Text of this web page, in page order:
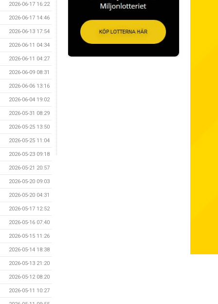
2026-06-17 16:22
2026-06-17 14:46
2026-06-13 17:54
2026-06-11 04:34
2026-06-11 04:27
2026-06-09 08:31
2026-06-06 13:16
2026-06-04 19:02
2026-05-31 08:29
2026-05-25 13:50
2026-05-25 11:04
2026-05-23 09:18
2026-05-21 20:57
2026-05-20 09:03
2026-05-20 04:31
2026-05-17 12:52
2026-05-16 07:40
2026-05-15 11:26
2026-05-14 18:38
2026-05-13 21:20
2026-05-12 08:20
2026-05-11 10:27